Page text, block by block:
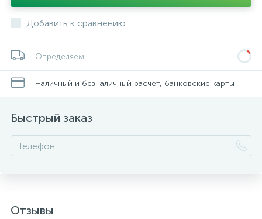
Добавить к сравнению
Определяем...
Наличный и безналичный расчет, банковские карты
Быстрый заказ
Отзывы